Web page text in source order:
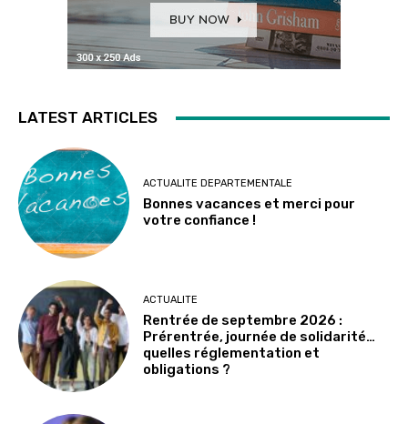
LATEST ARTICLES
ACTUALITE DEPARTEMENTALE
Bonnes vacances et merci pour
votre confiance !
ACTUALITE
Rentrée de septembre 2026 :
Prérentrée, journée de solidarité…
quelles réglementation et
obligations ?